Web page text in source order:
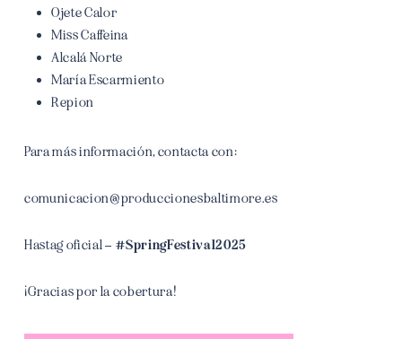
Ojete Calor
Miss Caffeina
Alcalá Norte
María Escarmiento
Repion
Para más información, contacta con:
comunicacion@produccionesbaltimore.es
Hastag oficial – #SpringFestival2025
¡Gracias por la cobertura!